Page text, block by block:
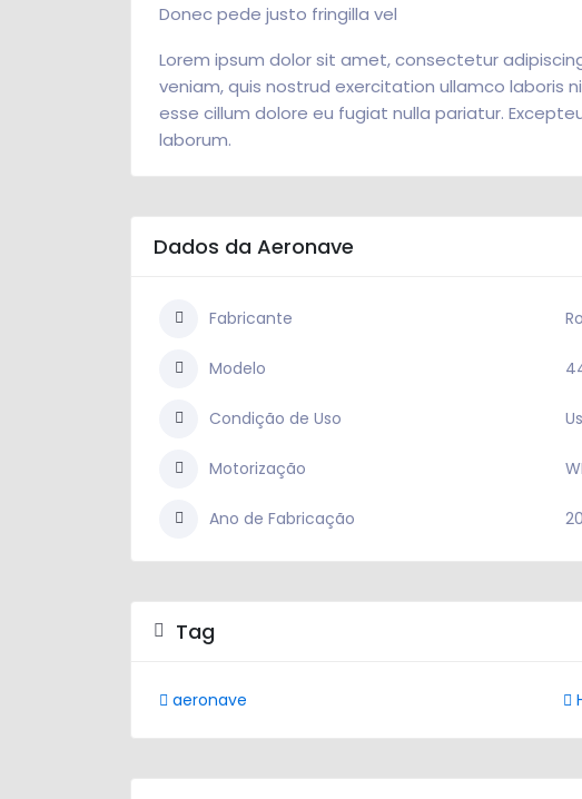
Donec pede justo fringilla vel
Lorem ipsum dolor sit amet, consectetur
veniam, quis nostrud exercitation ullamco laboris
esse cillum dolore eu fugiat nulla pariatur.
laborum.
Dados da Aeronave
Fabricante
Modelo
Condição de Uso
Motorização
Ano de Fabricação
Tag
aeronave